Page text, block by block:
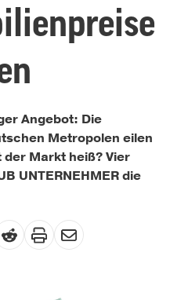
Angebot: Die
Metropolen eilen
der Markt heiß? Vier
UNTERNEHMER die